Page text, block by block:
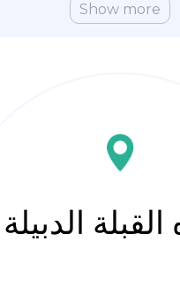
Show more
القبلة الدبيلة